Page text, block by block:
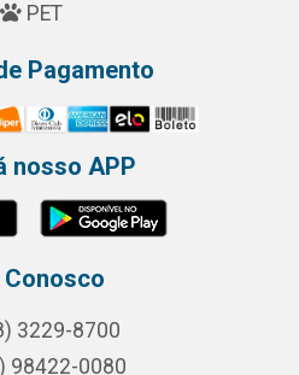
PET
Pagamento
nosso APP
Conosco
3229-8700
98422-0080